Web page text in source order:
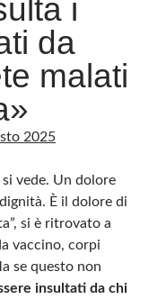
in quanto viene aggiornato
un prodotto editoriale ai
responsabile di quanto
comunque cancellati quelli
i
da
malati
2025
si vede. Un dolore
È il dolore di
si è ritrovato a
vaccino, corpi
se questo non
insultati da chi